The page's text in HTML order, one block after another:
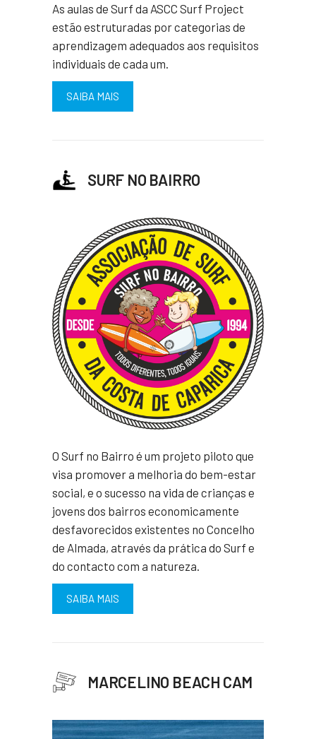
As aulas de Surf da ASCC Surf Project
estão estruturadas por categorias de
aprendizagem adequados aos requisitos
individuais de cada um.
SAIBA MAIS
SURF NO BAIRRO
O Surf no Bairro é um projeto piloto que
visa promover a melhoria do bem-estar
social, e o sucesso na vida de crianças e
jovens dos bairros economicamente
desfavorecidos existentes no Concelho
de Almada, através da prática do Surf e
do contacto com a natureza.
SAIBA MAIS
MARCELINO BEACH CAM